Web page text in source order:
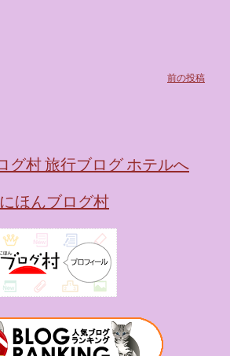
前の投稿
にほんブログ村